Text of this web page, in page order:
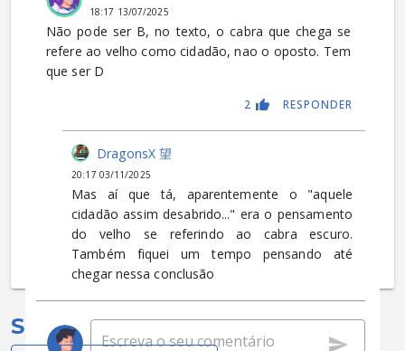
18:17 13/07/2025
Não pode ser B, no texto, o cabra que chega se
refere ao velho como cidadão, nao o oposto. Tem
que ser D
RESPONDER
2
DragonsX 望
20:17 03/11/2025
Mas aí que tá, aparentemente o "aquele
cidadão assim desabrido..." era o pensamento
do velho se referindo ao cabra escuro.
Também fiquei um tempo pensando até
chegar nessa conclusão
Selecionadas para você: